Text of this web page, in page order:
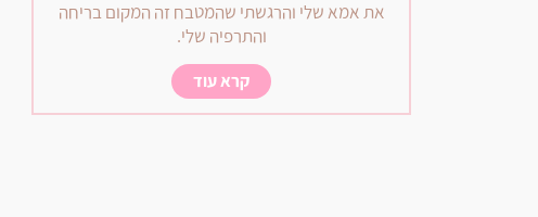
את אמא שלי והרגשתי שהמטבח זה המקום בריחה
והתרפיה שלי.
קרא עוד